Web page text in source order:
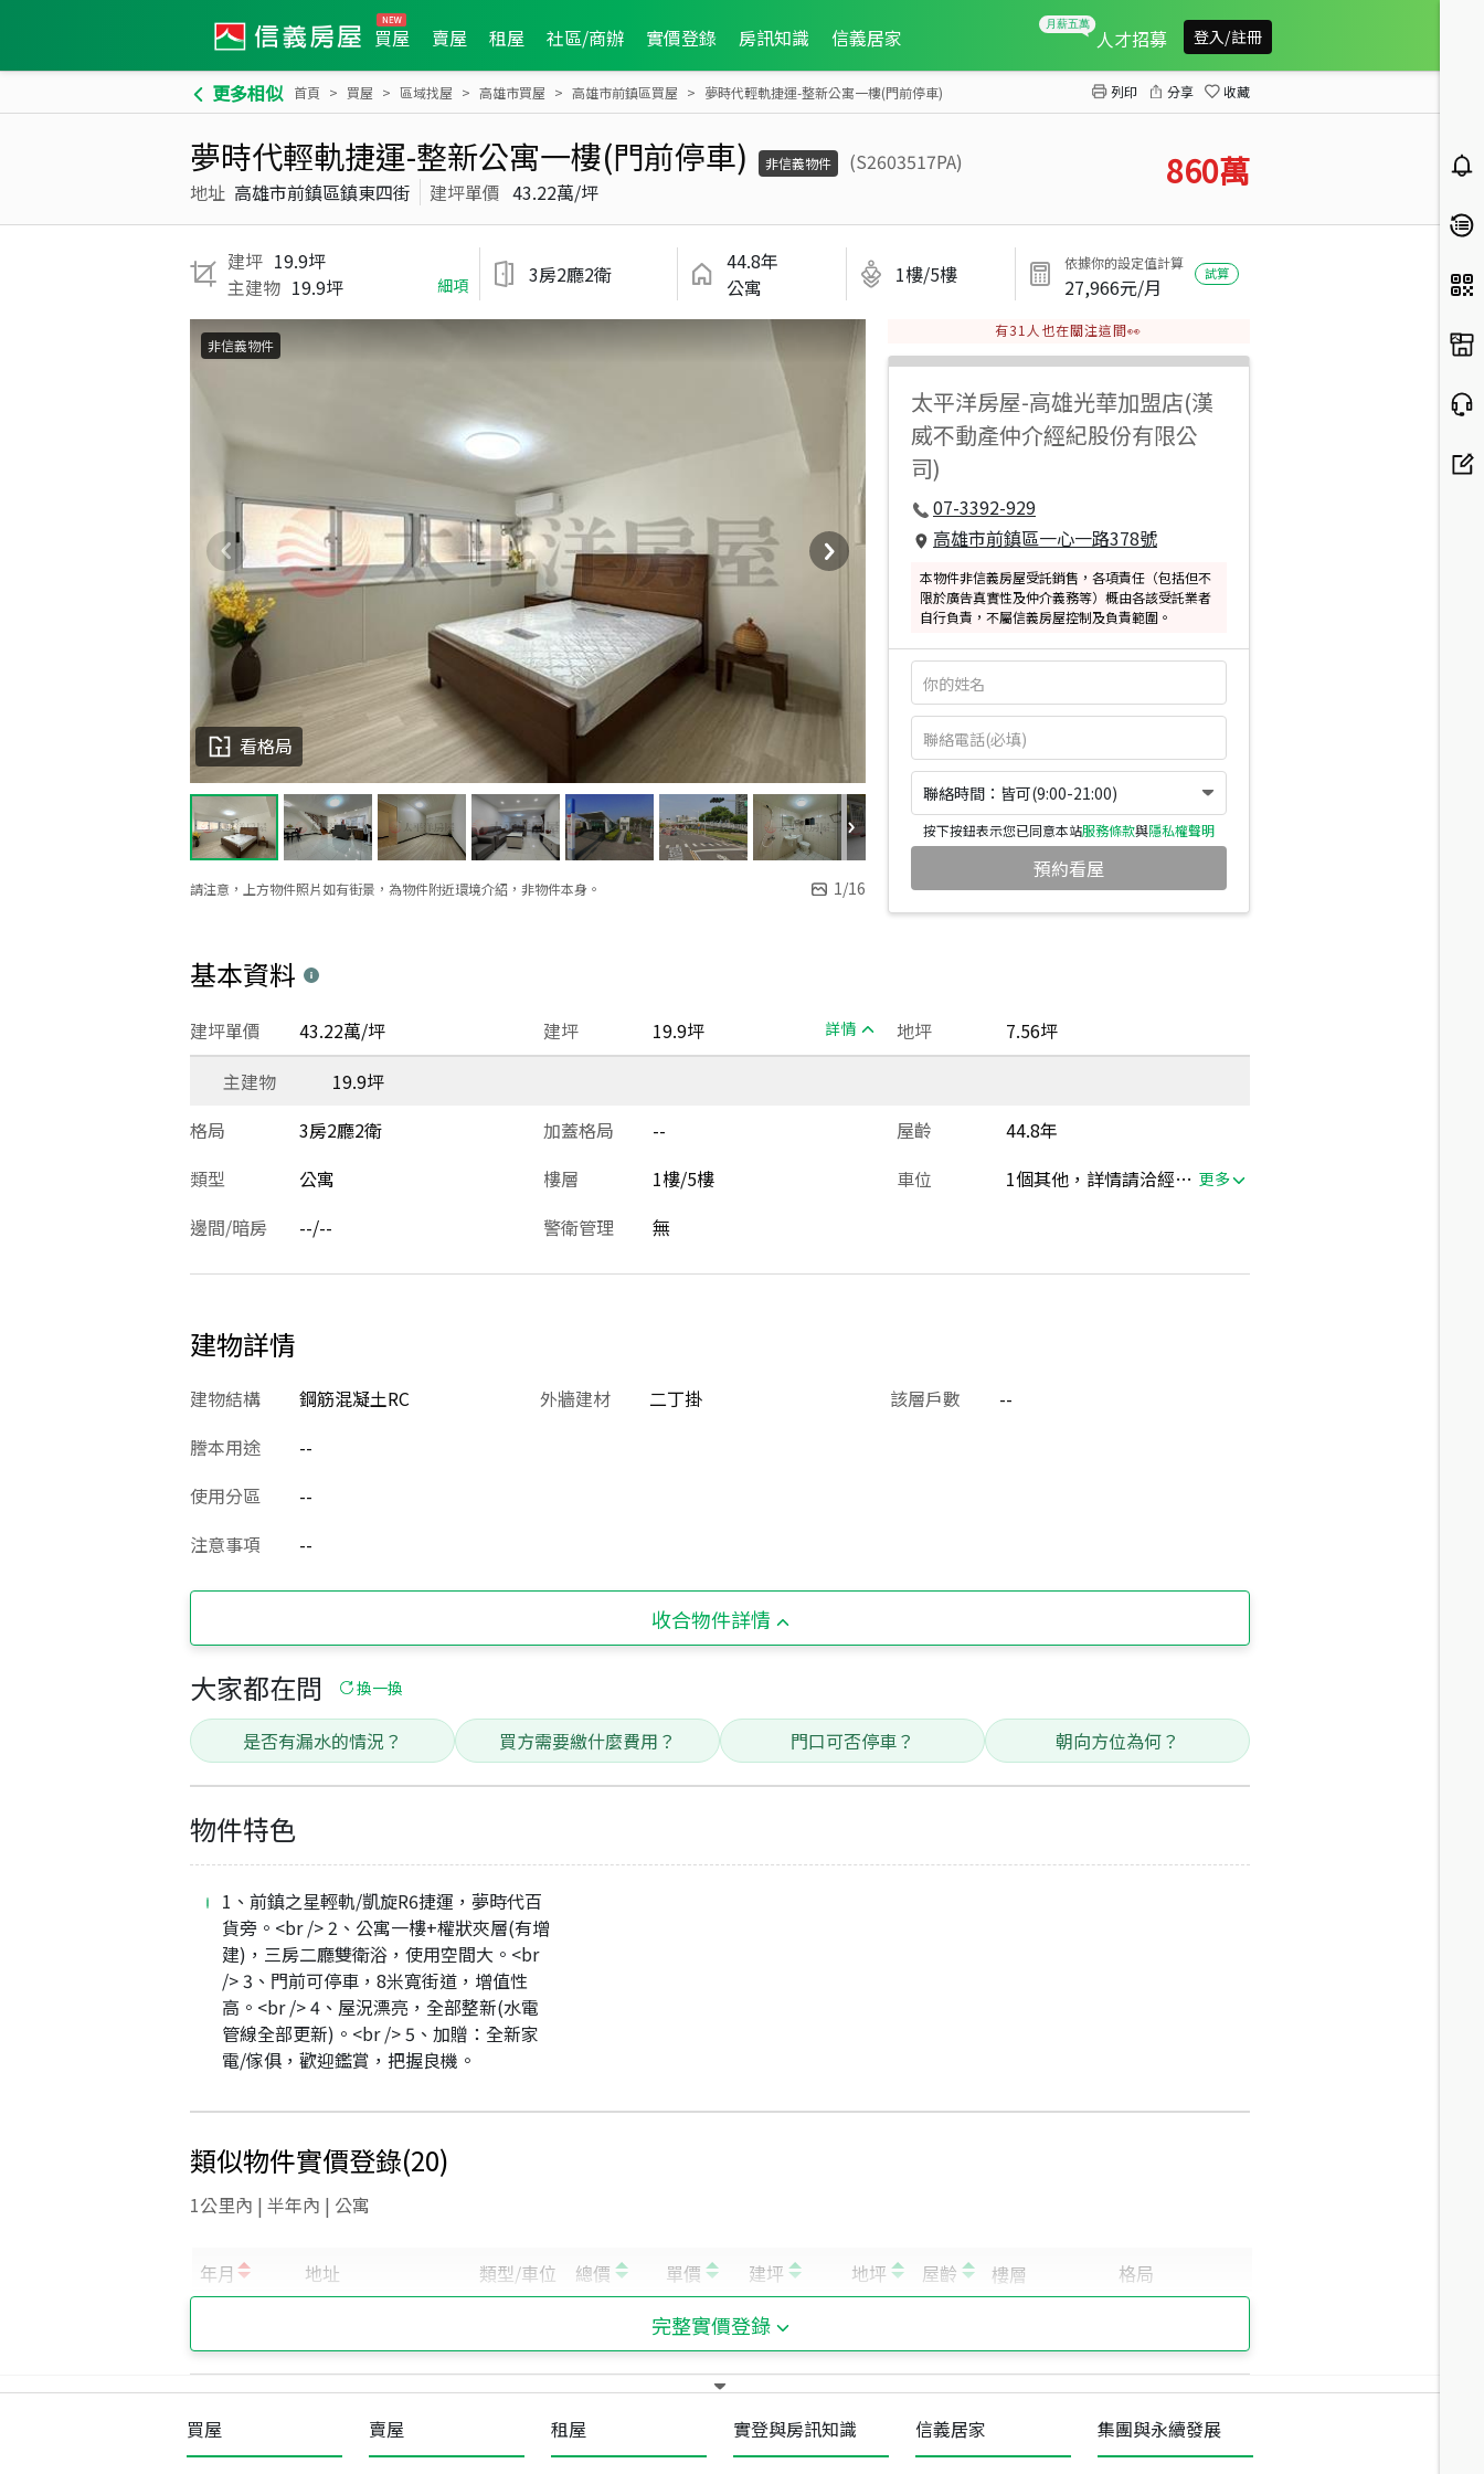
買屋 賣屋 租屋 社區/商辦 實價登錄 房訊知識 信義居家 人才招募 登入/註冊
更多相似 首頁 買屋 區域找屋 高雄市買屋 高雄市前鎮區買屋 夢時代輕軌捷運-整新公寓一樓(門前停車) 列印 分享 收藏
夢時代輕軌捷運-整新公寓一樓(門前停車) 非信義物件
(S2603517PA)
地址 高雄市前鎮區鎮東四街 建坪單價 43.22萬/坪 860萬
建坪 19.9坪
主建物 19.9坪 細項 3房2廳2衛
44.8年
公寓
1樓/5樓 依據你的設定值計算
27,966元/月
試算
請注意，上方物件照片如有街景，為物件附近環境介紹，非物件本身。 1/16
看格局
非信義物件
有31 人也在關注這間👀
太平洋房屋-高雄光華加盟店(漢
威不動產仲介經紀股份有限公
司)
07-3392-929
高雄市前鎮區一心一路378號
本物件非信義房屋受託銷售，各項責任（包括但不
限於廣告真實性及仲介義務等）概由各該受託業者
自行負責，不屬信義房屋控制及負責範圍。
聯絡時間：皆可(9:00-21:00)
按下按鈕表示您已同意本站服務條款與隱私權聲明
預約看屋
基本資料
建坪 19.9坪 詳情
建坪單價 43.22萬/坪 地坪
7.56坪
主建物
19.9坪
格局
3房2廳2衛 加蓋格局 -- 屋齡
44.8年
類型
公寓 樓層 1樓/5樓 車位 1個其他，詳情請洽經紀人員 更多
邊間/暗房 --/-- 警衛管理 無
建物詳情
建物結構 鋼筋混凝土RC 外牆建材 二丁掛 該層戶數
--
謄本用途
--
使用分區
--
注意事項
--
收合物件詳情
大家都在問 換一換
是否有漏水的情況？ 買方需要繳什麼費用？ 門口可否停車？ 朝向方位為何？
物件特色
1、前鎮之星輕軌/凱旋R6捷運，夢時代百
貨旁。<br /> 2、公寓一樓+權狀夾層(有增
建)，三房二廳雙衛浴，使用空間大。<br
/> 3、門前可停車，8米寬街道，增值性
高。<br /> 4、屋況漂亮，全部整新(水電
管線全部更新)。<br /> 5、加贈：全新家
電/傢俱，歡迎鑑賞，把握良機。
類似物件實價登錄(20)
1公里內 | 半年內 | 公寓
完整實價登錄
買屋 賣屋 租屋 實登與房訊知識 信義居家 集團與永續發展